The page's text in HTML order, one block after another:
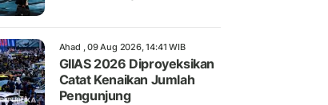
Ahad , 09 Aug 2026, 14:41 WIB
GIIAS 2026 Diproyeksikan
Catat Kenaikan Jumlah
Pengunjung